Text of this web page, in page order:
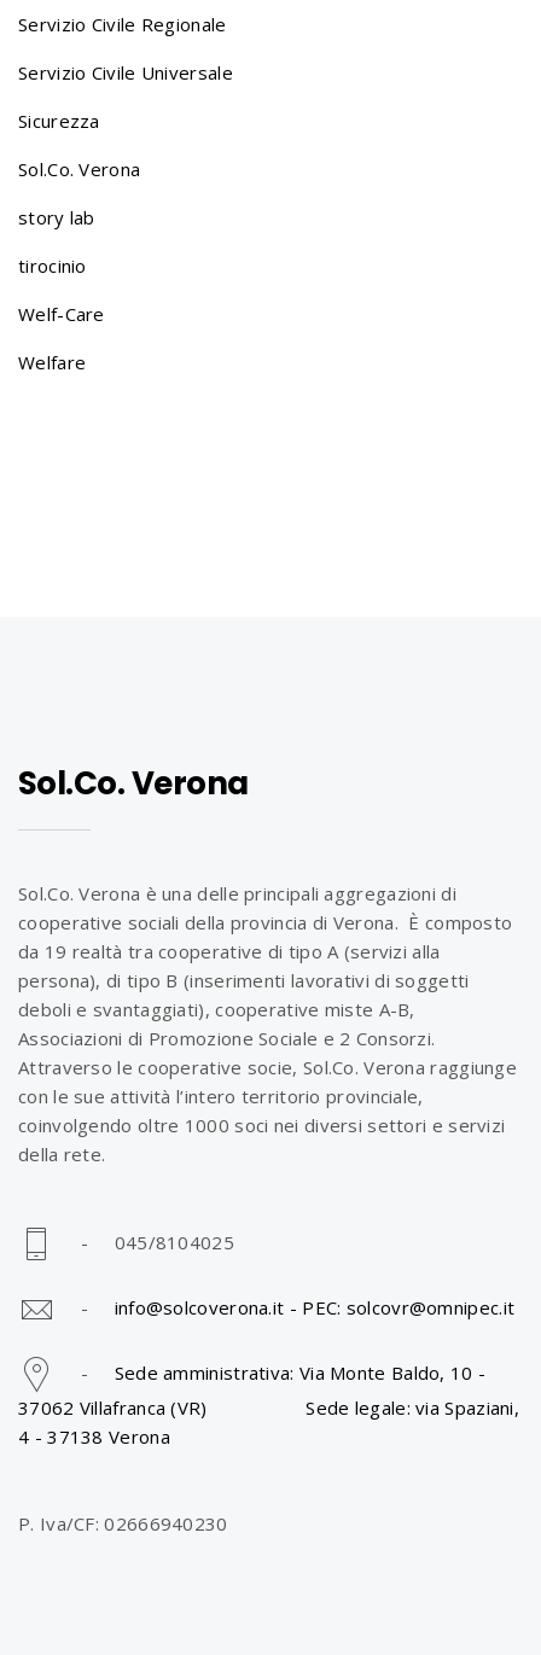
g
a
t
Servizio Civile Regionale
Servizio Civile Universale
Sicurezza
Sol.Co. Verona
story lab
tirocinio
Welf-Care
Welfare
Sol.Co. Verona
Sol.Co. Verona è una delle principali aggregazioni di
cooperative sociali della provincia di Verona. È composto
da 19 realtà tra cooperative di tipo A (servizi alla
persona), di tipo B (inserimenti lavorativi di soggetti
deboli e svantaggiati), cooperative miste A-B,
Associazioni di Promozione Sociale e 2 Consorzi.
Attraverso le cooperative socie, Sol.Co. Verona raggiunge
con le sue attività l’intero territorio provinciale,
coinvolgendo oltre 1000 soci nei diversi settori e servizi
della rete.
- 045/8104025
- info@solcoverona.it - PEC: solcovr@omnipec.it
- Sede amministrativa: Via Monte Baldo, 10 -
37062 Villafranca (VR) Sede legale: via Spaziani,
4 - 37138 Verona
P. Iva/CF: 02666940230